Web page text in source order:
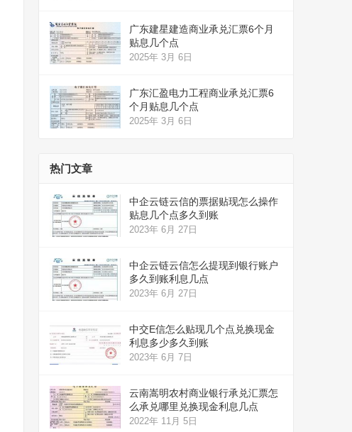
广东建星建造商业承兑汇票6个月
贴息几个点
2025年 3月 6日
广东汇盈电力工程商业承兑汇票6
个月贴息几个点
2025年 3月 6日
热门文章
中企云链云信的票据贴现怎么操作
贴息几个点多久到账
2023年 6月 27日
中企云链云信怎么提现到银行账户
多久到账利息几点
2023年 6月 27日
中交E信怎么贴现几个点兑换现金
利息多少多久到账
2023年 6月 7日
云南嵩明农村商业银行承兑汇票怎
么承兑哪里兑换现金利息几点
2022年 11月 5日